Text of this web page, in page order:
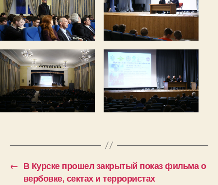
← В Курске прошел закрытый показ фильма о
вербовке, сектах и террористах